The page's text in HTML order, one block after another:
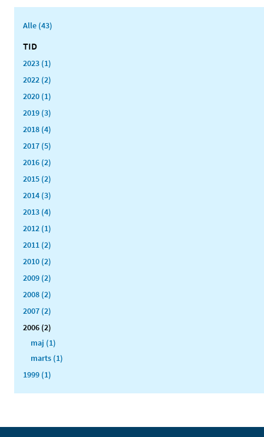
Alle (43)
TID
2023 (1)
2022 (2)
2020 (1)
2019 (3)
2018 (4)
2017 (5)
2016 (2)
2015 (2)
2014 (3)
2013 (4)
2012 (1)
2011 (2)
2010 (2)
2009 (2)
2008 (2)
2007 (2)
2006 (2)
maj (1)
marts (1)
1999 (1)